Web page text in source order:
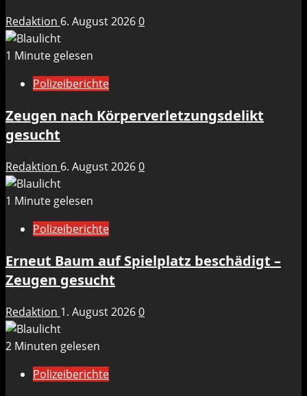
Redaktion 6. August 20260
1 Minute gelesen
Polizeiberichte
Zeugen nach Körperverletzungsdelikt
gesucht
Redaktion 6. August 20260
1 Minute gelesen
Polizeiberichte
Erneut Baum auf Spielplatz beschädigt –
Zeugen gesucht
Redaktion 1. August 20260
2 Minuten gelesen
Polizeiberichte